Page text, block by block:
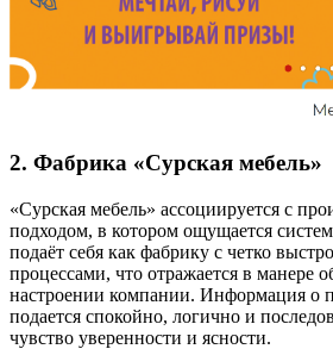
2. Фабрика «Сурская мебель»
«Сурская мебель» ассоциируется с
подходом, в котором ощущается
подаёт себя как фабрику с четко
процессами, что отражается в манере
настроении компании. Информация о
подается спокойно, логично и
чувство уверенности и ясности.